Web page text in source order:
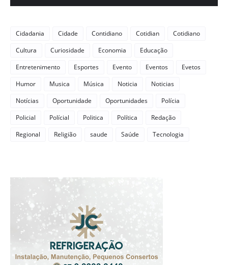
Cidadania Cidade Contidiano Cotidian
Cotidiano
Cultura
Curiosidade Economia
Educação
Entretenimento
Esportes Evento Eventos
Evetos
Humor
Musica Música Noticia
Noticias
Notícias
Oportunidade Oportunidades
Polícia
Policial
Polícial Politica Política
Redação
Regional
Religião saude Saúde Tecnologia